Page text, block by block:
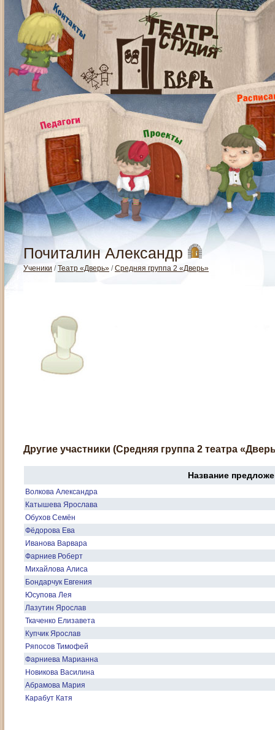
Почиталин Александр
Ученики /Театр «Дверь» /Средняя группа 2 «Дверь»
Другие участники (Средняя группа 2 театра
Название
Волкова Александра
Катышева Ярослава
Обухов Семён
Фёдорова Ева
Иванова Варвара
Фарниев Роберт
Михайлова Алиса
Бондарчук Евгения
Юсупова Лея
Лазутин Ярослав
Ткаченко Елизавета
Купчик Ярослав
Ряпосов Тимофей
Фарниева Марианна
Новикова Василина
Абрамова Мария
Карабут Катя